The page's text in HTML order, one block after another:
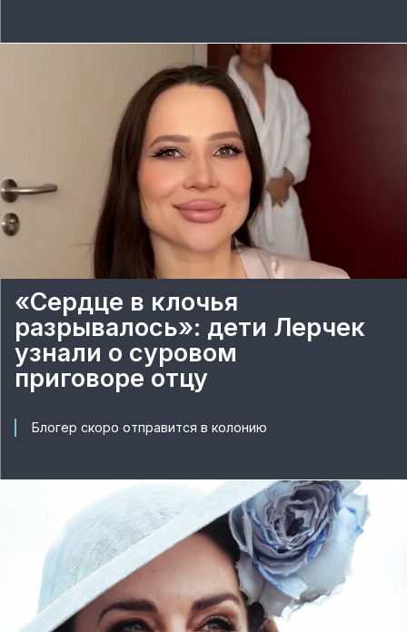
«Сердце в клочья
разрывалось»: дети Лерчек
узнали о суровом
приговоре отцу
Блогер скоро отправится в колонию